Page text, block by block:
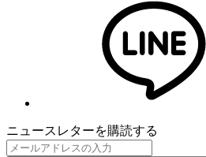
ニュースレターを購読する